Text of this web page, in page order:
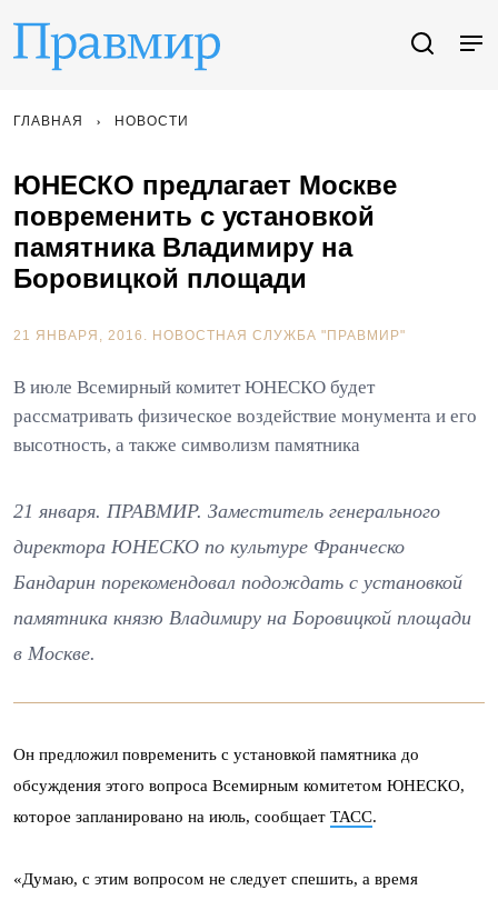
ГЛАВНАЯ НОВОСТИ
ЮНЕСКО предлагает Москве
повременить с установкой
памятника Владимиру на
Боровицкой площади
21 ЯНВАРЯ, 2016. НОВОСТНАЯ СЛУЖБА "ПРАВМИР"
В июле Всемирный комитет ЮНЕСКО будет
рассматривать физическое воздействие монумента и его
высотность, а также символизм памятника
21 января. ПРАВМИР. Заместитель генерального
директора ЮНЕСКО по культуре Франческо
Бандарин порекомендовал подождать с установкой
памятника князю Владимиру на Боровицкой площади
в Москве.
Он предложил повременить с установкой памятника до
обсуждения этого вопроса Всемирным комитетом ЮНЕСКО,
которое запланировано на июль, сообщает ТАСС.
«Думаю, с этим вопросом не следует спешить, а время